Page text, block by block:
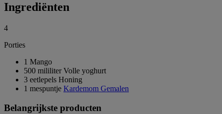
Ingrediënten
4
Porties
1 Mango
500 mililiter Volle yoghurt
3 eetlepels Honing
1 mespuntje Kardemom Gemalen
Belangrijkste producten